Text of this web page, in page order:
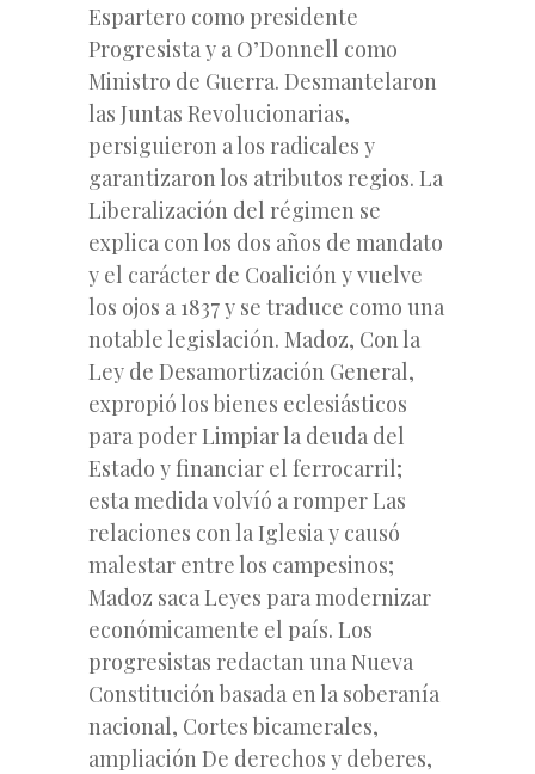
Espartero como presidente
Progresista y a O’Donnell como
Ministro de Guerra. Desmantelaron
las Juntas Revolucionarias,
persiguieron a los radicales y
garantizaron los atributos regios. La
Liberalización del régimen se
explica con los dos años de mandato
y el carácter de Coalición y vuelve
los ojos a 1837 y se traduce como una
notable legislación. Madoz, Con la
Ley de Desamortización General,
expropió los bienes eclesiásticos
para poder Limpiar la deuda del
Estado y financiar el ferrocarril;
esta medida volvíó a romper Las
relaciones con la Iglesia y causó
malestar entre los campesinos;
Madoz saca Leyes para modernizar
económicamente el país. Los
progresistas redactan una Nueva
Constitución basada en la soberanía
nacional, Cortes bicamerales,
ampliación De derechos y deberes,